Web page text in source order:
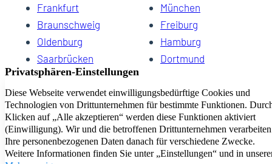
Frankfurt
München
Braunschweig
Freiburg
Oldenburg
Hamburg
Saarbrücken
Dortmund
Hannover
Dresden
Kiel
Wuppertal
Bremen